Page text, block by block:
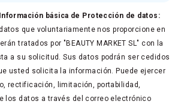
Información básica de Protección de datos:
que voluntariamente nos proporcione en
tratados por "BEAUTY MARKET SL" con la
a su solicitud. Sus datos podrán ser cedidos
usted solicita la información. Puede ejercer
rectificación, limitación, portabilidad,
los datos a través del correo electrónico